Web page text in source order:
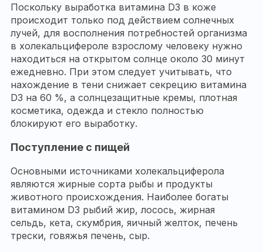
Поскольку выработка витамина D3 в коже
происходит только под действием солнечных
лучей, для восполнения потребностей организма
в холекальцифероле взрослому человеку нужно
находиться на открытом солнце около 30 минут
ежедневно. При этом следует учитывать, что
нахождение в тени снижает секрецию витамина
D3 на 60 %, а солнцезащитные кремы, плотная
косметика, одежда и стекло полностью
блокируют его выработку.
Поступление с пищей
Основными источниками холекальциферола
являются жирные сорта рыбы и продукты
животного происхождения. Наиболее богаты
витамином D3 рыбий жир, лосось, жирная
сельдь, кета, скумбрия, яичный желток, печень
трески, говяжья печень, сыр.